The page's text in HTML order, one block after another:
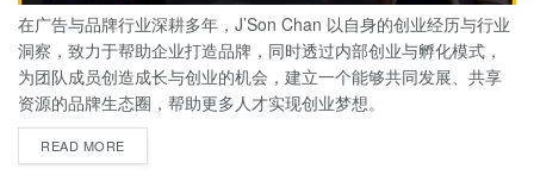
在广告与品牌行业深耕多年，J’Son Chan 以自身的创业经历与行业
洞察，致力于帮助企业打造品牌，同时透过内部创业与孵化模式，
为团队成员创造成长与创业的机会，建立一个能够共同发展、共享
资源的品牌生态圈，帮助更多人才实现创业梦想。
READ MORE